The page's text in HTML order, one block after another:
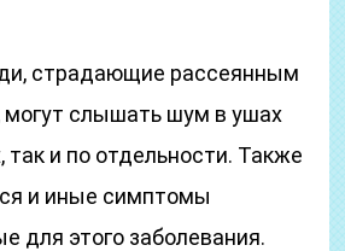
страдающие рассеянным
могут слышать шум в ушах
так и по отдельности. Также
и иные симптомы
для этого заболевания.